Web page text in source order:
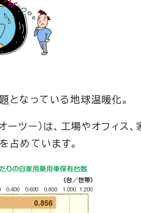
となっている地球温暖化。
ーツー）は、工場やオフィス
占めています。